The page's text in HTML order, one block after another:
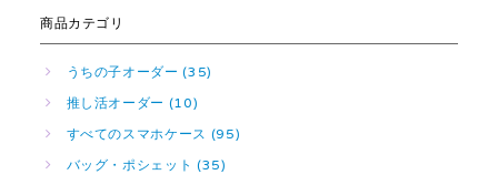
商品カテゴリ
うちの子オーダー (35)
推し活オーダー (10)
すべてのスマホケース (95)
バッグ・ポシェット (35)